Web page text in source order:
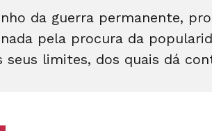
da guerra permanente,
pela procura da
seus limites, dos quais dá